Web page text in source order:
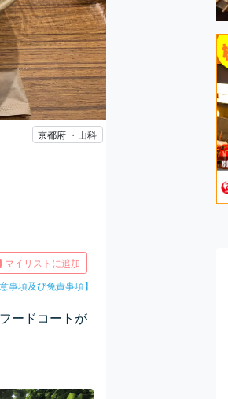
京都府 ・山科
マイリストに追加
意事項及び免責事項】
ードコートが